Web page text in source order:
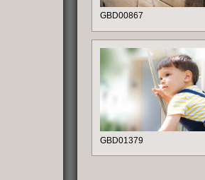
GBD00867
GBD01379